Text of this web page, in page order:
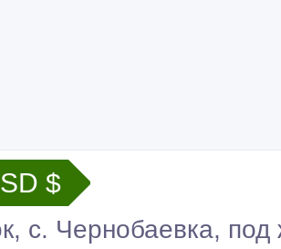
$
с. Чернобаевка, под